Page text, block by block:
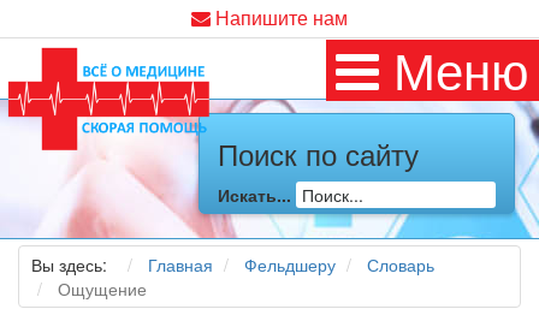
Напишите нам
Меню
Поиск по сайту
Искать...
Вы здесь: Главная Фельдшеру
Словарь
Ощущение
Как я заболел во время локдауна?
Это странная ситуация: вы соблюдали все меры
предосторожности COVID-19 (вы почти все время дома),
но, тем не менее, вы каким-то образом простудились. Вы
можете задаться...